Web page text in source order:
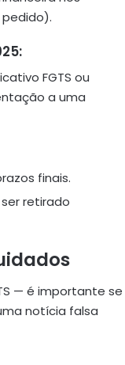
FGTS ou
a uma
finais.
retirado
— é importante se
notícia falsa